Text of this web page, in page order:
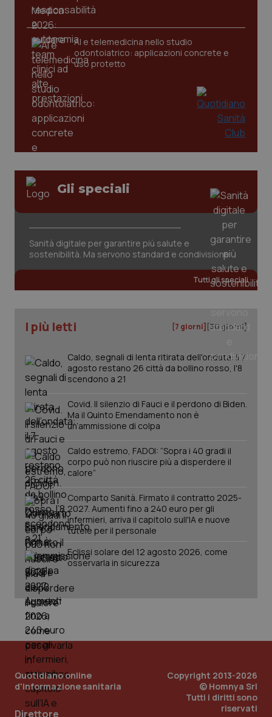
AI e telemedicina nello studio
odontoiatrico: applicazioni concrete e
uso protetto
Gli speciali
Sanità digitale per garantire più salute e
sostenibilità. Ma servono standard e condivisione
Tutti gli speciali
I più letti [7 giorni] [30 giorni]
Caldo, segnali di lenta ritirata dell'ondata: il 7
agosto restano 26 città da bollino rosso, l'8
scendono a 21
Covid. Il silenzio di Fauci e il perdono di Biden.
Ma il Quinto Emendamento non è
un’ammissione di colpa
Caldo estremo, FADOI: “Sopra i 40 gradi il
corpo può non riuscire più a disperdere il
calore”
Comparto Sanità. Firmato il contratto 2025-
2027. Aumenti fino a 240 euro per gli
infermieri, arriva il capitolo sull'IA e nuove
tutele per il personale
Eclissi solare del 12 agosto 2026, come
osservarla in sicurezza
Quotidiano online
d'informazione sanitaria
Direttore
Copyright 2013-2026
© Homnya Srl
Tutti i diritti sono
riservati
tracking-sites-ironfish-
tracking-enable
www.quotidianosanita.it
tracking-sites-ironfish-
www.quotidianosanita.it
2
.quotidianosanita.it
mese
PHPSESSID